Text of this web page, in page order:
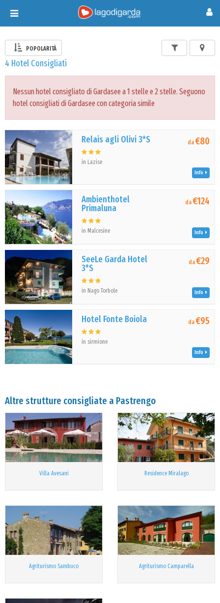
Toggle
navigation
POPOLARITÀ
4 Hotel Consigliati
Nessun hotel consigliato di Gardasee a 1 stelle e 2 stelle. Seguono
hotel consigliati di Gardasee con categoria simile
Relais agli Olivi 3*S
in Lazise
da€80
Info
Ambienthotel
Primaluna
in Malcesine
da€124
Info
SeeLe Garda Hotel
3*S
in Nago Torbole
da€29
Info
Hotel Fonte Boiola
in sirmione
da€95
Info
Altre strutture consigliate a Pastrengo
Villa Avesani Residence Miralago
Agriturismo Sambuco Agriturismo Camparella